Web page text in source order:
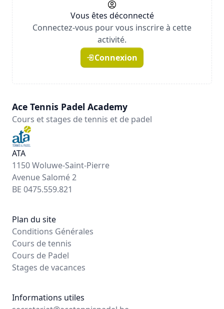
Vous êtes déconnecté
Connectez-vous pour vous inscrire à cette
activité.
Connexion
Ace Tennis Padel Academy
Cours et stages de tennis et de padel
ATA
1150 Woluwe-Saint-Pierre
Avenue Salomé 2
BE 0475.559.821
Plan du site
Conditions Générales
Cours de tennis
Cours de Padel
Stages de vacances
Informations utiles